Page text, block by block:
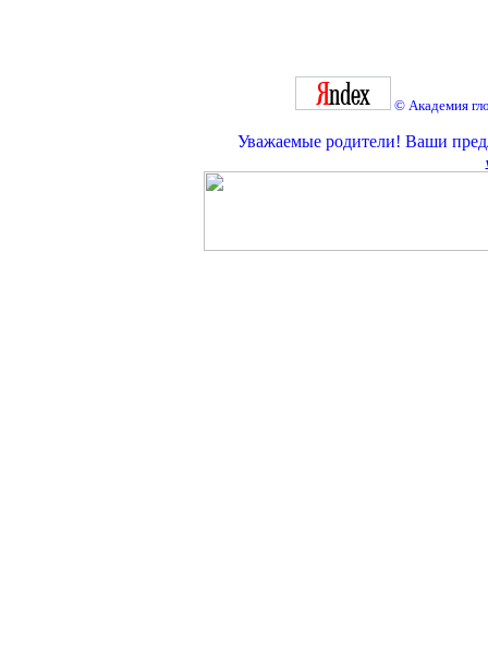
© Академия
Уважаемые родители! Ваши